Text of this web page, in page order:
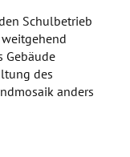
Kontakt
Schulbetrieb
Gebäude
des
anders
in der praktischen